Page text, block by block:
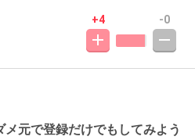
+4 -0
元で登録だけでもしてみよう